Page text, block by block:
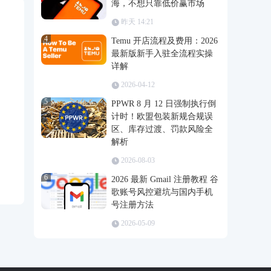
海，不想只靠低价赢市场
昨天 14:21
4
Temu 开店流程及费用：2026
最新版新手入驻全流程实操
详解
2026-04-12
5
PPWR 8 月 12 日强制执行倒
计时！欧盟包装新规合规误
区、库存过渡、罚款风险全
解析
2026-08-03
6
2026 最新 Gmail 注册教程 谷
歌账号风控避坑与国内手机
号注册方法
2026-05-09